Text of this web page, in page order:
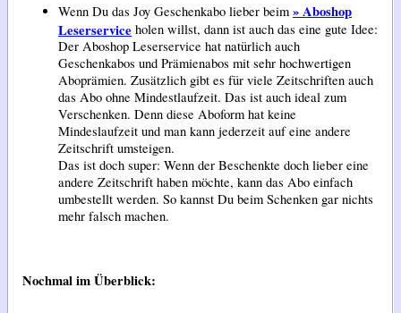
Wenn Du das Joy Geschenkabo lieber beim » Aboshop
Leserservice holen willst, dann ist auch das eine gute Idee:
Der Aboshop Leserservice hat natürlich auch
Geschenkabos und Prämienabos mit sehr hochwertigen
Aboprämien. Zusätzlich gibt es für viele Zeitschriften auch
das Abo ohne Mindestlaufzeit. Das ist auch ideal zum
Verschenken. Denn diese Aboform hat keine
Mindeslaufzeit und man kann jederzeit auf eine andere
Zeitschrift umsteigen.
Das ist doch super: Wenn der Beschenkte doch lieber eine
andere Zeitschrift haben möchte, kann das Abo einfach
umbestellt werden. So kannst Du beim Schenken gar nichts
mehr falsch machen.
Nochmal im Überblick: